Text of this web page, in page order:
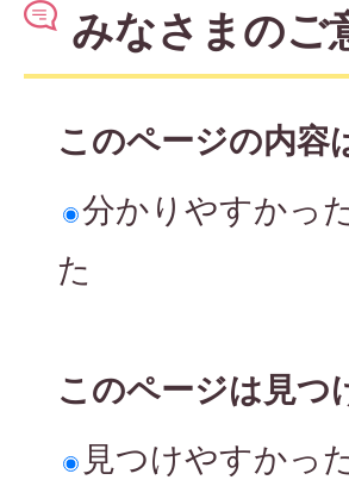
みなさまのご
このページの内容
分かりやすかっ
た
このページは見つ
見つけやすかっ